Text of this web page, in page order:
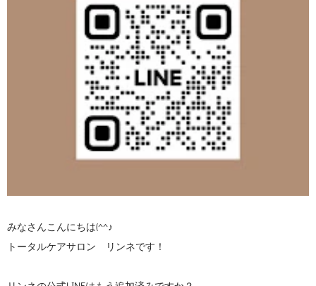
みなさんこんにちは(^^♪
トータルケアサロン リンネです！